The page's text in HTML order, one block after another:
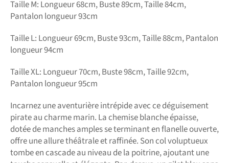
Taille M: Longueur 68cm, Buste 89cm, Taille 84cm,
Pantalon longueur 93cm
Taille L: Longueur 69cm, Buste 93cm, Taille 88cm, Pantalon
longueur 94cm
Taille XL: Longueur 70cm, Buste 98cm, Taille 92cm,
Pantalon longueur 95cm
Incarnez une aventurière intrépide avec ce déguisement
pirate au charme marin. La chemise blanche épaisse,
dotée de manches amples se terminant en flanelle ouverte,
offre une allure théâtrale et raffinée. Son col voluptueux
tombe en cascade au niveau de la poitrine, ajoutant une